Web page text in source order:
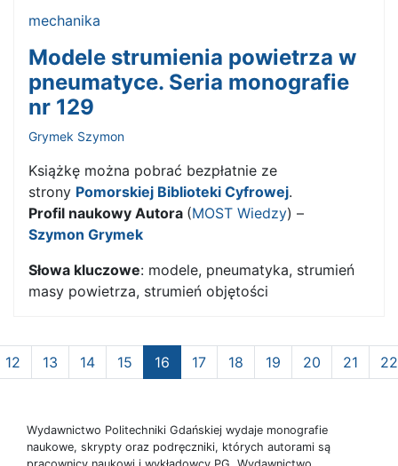
mechanika
Modele strumienia powietrza w
pneumatyce. Seria monografie
nr 129
Grymek Szymon
Książkę można pobrać bezpłatnie ze
strony Pomorskiej Biblioteki Cyfrowej.
Profil naukowy Autora (MOST Wiedzy) –
Szymon Grymek
Słowa kluczowe: modele, pneumatyka, strumień
masy powietrza, strumień objętości
12 13 14 15 16 17 18 19 20 21 22
Wydawnictwo Politechniki Gdańskiej wydaje monografie
naukowe, skrypty oraz podręczniki, których autorami są